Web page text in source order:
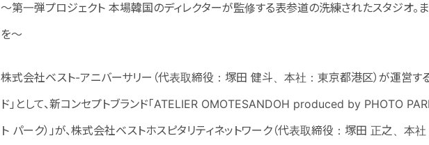
～第一弾プロジェクト 本場韓国のディレクターが監修する表参道の洗練されたスタジオ
を～
株式会社ベスト-アニバーサリー（代表取締役：塚田 健斗、本社：東京都港区）が運営する
ド」として、新コンセプトブランド「ATELIER OMOTESANDOH produced by PHOTO
ト パーク）」が、株式会社ベストホスピタリティネットワーク（代表取締役：塚田 正之、本